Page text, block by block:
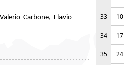
Carbone, Flavio
33 10
34 17
35 24